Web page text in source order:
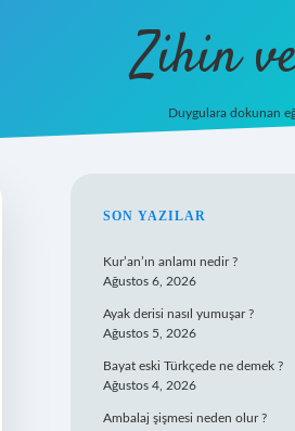
Zihin
Duygulara dokunan
SIDEBAR
SON YAZILAR
Kur’an’ın anlamı nedir ?
Ağustos 6, 2026
Ayak derisi nasıl yumuşar ?
Ağustos 5, 2026
Bayat eski Türkçede ne demek ?
Ağustos 4, 2026
Ambalaj şişmesi neden olur ?